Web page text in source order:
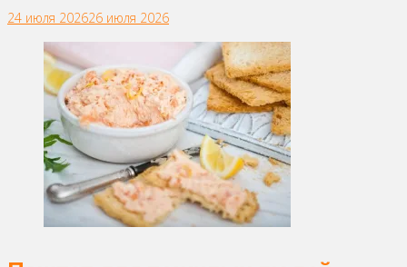
24 июля 202626 июля 2026